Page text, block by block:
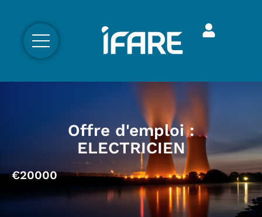
Offre d'emploi :
ELECTRICIEN
€20000